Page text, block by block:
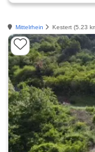
Mittelrhein Kestert (5.23